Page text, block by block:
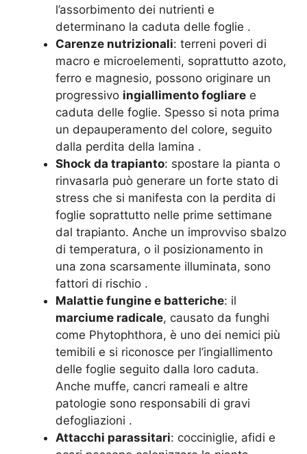
l’assorbimento dei nutrienti e
determinano la caduta delle foglie .
Carenze nutrizionali: terreni poveri di
macro e microelementi, soprattutto azoto,
ferro e magnesio, possono originare un
progressivo ingiallimento fogliare e
caduta delle foglie. Spesso si nota prima
un depauperamento del colore, seguito
dalla perdita della lamina .
Shock da trapianto: spostare la pianta o
rinvasarla può generare un forte stato di
stress che si manifesta con la perdita di
foglie soprattutto nelle prime settimane
dal trapianto. Anche un improvviso sbalzo
di temperatura, o il posizionamento in
una zona scarsamente illuminata, sono
fattori di rischio .
Malattie fungine e batteriche: il
marciume radicale, causato da funghi
come Phytophthora, è uno dei nemici più
temibili e si riconosce per l’ingiallimento
delle foglie seguito dalla loro caduta.
Anche muffe, cancri rameali e altre
patologie sono responsabili di gravi
defogliazioni .
Attacchi parassitari: cocciniglie, afidi e